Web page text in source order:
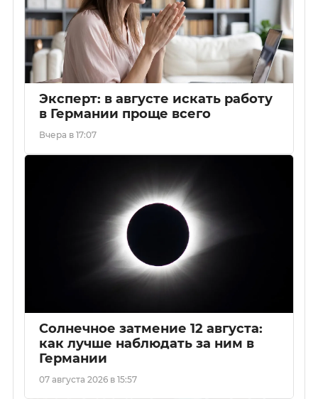
Эксперт: в августе искать работу
в Германии проще всего
Вчера в 17:07
Солнечное затмение 12 августа:
как лучше наблюдать за ним в
Германии
07 августа 2026 в 15:57